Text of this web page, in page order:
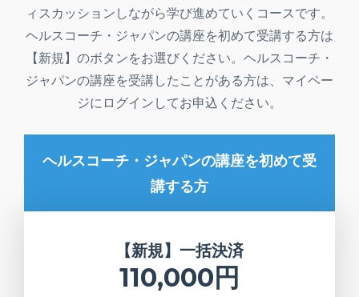
ィスカッションしながら学び進めていくコースです。
ヘルスコーチ・ジャパンの講座を初めて受講する方は
【新規】のボタンをお選びください。ヘルスコーチ・
ジャパンの講座を受講したことがある方は、マイペー
ジにログインしてお申込ください。
ヘルスコーチ・ジャパンの講座を初めて受
講する方
【新規】一括決済
110,000円